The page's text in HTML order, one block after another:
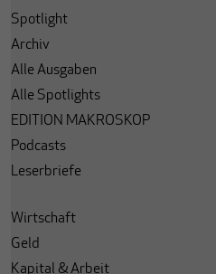
Spotlight
Archiv
Alle Ausgaben
Alle Spotlights
EDITION MAKROSKOP
Podcasts
Leserbriefe
Wirtschaft
Geld
Kapital & Arbeit